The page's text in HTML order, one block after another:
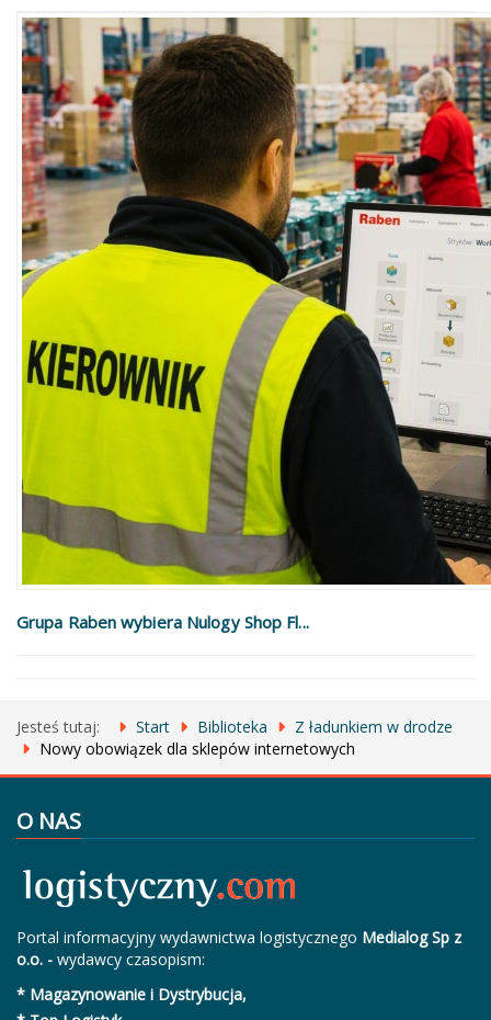
Grupa Raben wybiera Nulogy Shop Fl...
Jesteś tutaj: Start Biblioteka
Z ładunkiem w drodze
Nowy obowiązek dla sklepów internetowych
O NAS
Portal informacyjny wydawnictwa logistycznego Medialog Sp z
o.o. - wydawcy czasopism:
* Magazynowanie i Dystrybucja,